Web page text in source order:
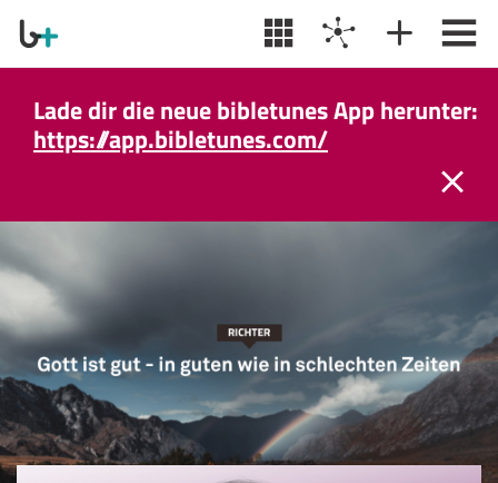
Lade dir die neue bibletunes App herunter:
https://app.bibletunes.com/